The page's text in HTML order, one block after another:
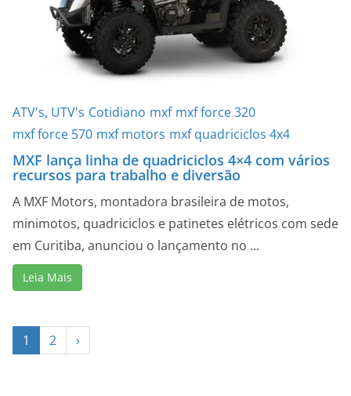
ATV's, UTV's Cotidiano mxf mxf force 320
mxf force 570 mxf motors mxf quadriciclos 4x4
MXF lança linha de quadriciclos 4×4 com vários
recursos para trabalho e diversão
A MXF Motors, montadora brasileira de motos,
minimotos, quadriciclos e patinetes elétricos com sede
em Curitiba, anunciou o lançamento no ...
Leia Mais
1 2 ›